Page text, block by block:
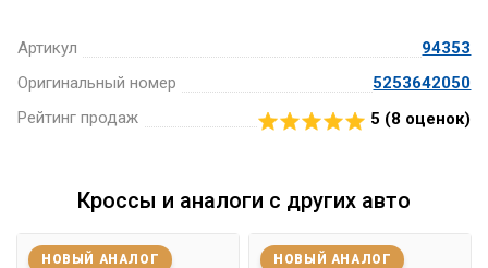
Артикул
94353
Оригинальный номер
5253642050
Рейтинг продаж
5 (8 оценок)
Кроссы и аналоги с других авто
НОВЫЙ АНАЛОГ НОВЫЙ АНАЛОГ